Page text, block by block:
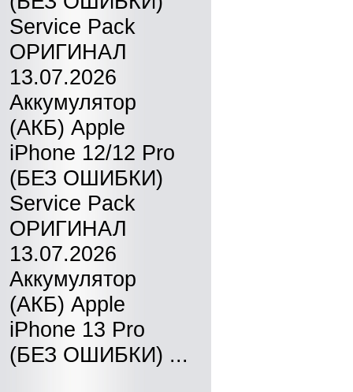
Service Pack
ОРИГИНАЛ
13.07.2026
Аккумулятор
(АКБ) Apple
iPhone 12/12 Pro
(БЕЗ ОШИБКИ)
Service Pack
ОРИГИНАЛ
13.07.2026
Аккумулятор
(АКБ) Apple
iPhone 13 Pro
(БЕЗ ОШИБКИ) ...